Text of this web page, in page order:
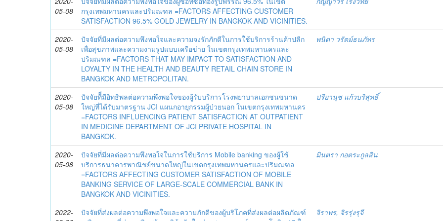
05-08
กรุงเทพมหานครและปริมณฑล =FACTORS AFFECTING CUSTOMER
SATISFACTION 96.5% GOLD JEWELRY IN BANGKOK AND VICINITIES.
2020-
05-08
ปัจจัยที่มีผลต่อความพึงพอใจและความจงรักภักดีในการใช้บริการร้านค้าปลีก
เพื่อสุขภาพและความงามรูปแบบเครือข่าย ในเขตกรุงเทพมหานครและ
ปริมณฑล =FACTORS THAT MAY IMPACT TO SATISFACTION AND
LOYALTY IN THE HEALTH AND BEAUTY RETAIL CHAIN STORE IN
BANGKOK AND METROPOLITAN.
พนิดา วรัตม์ธนภัทร
2020-
05-08
ปัจจัยทีี่มีอิทธิพลต่อความพึงพอใจของผู้รับบริการโรงพยาบาลเอกชนขนาด
ใหญ่ที่ได้รับมาตรฐาน JCI แผนกอายุกรรมผู้ป่วยนอก ในเขตกรุงเทพมหานคร
=FACTORS INFLUENCING PATIENT SATISFACTION AT OUTPATIENT
IN MEDICINE DEPARTMENT OF JCI PRIVATE HOSPITAL IN
BANGKOK.
ปรียานุช แก้วบริสุทธิ์
2020-
05-08
ปัจจัยที่มีผลต่อความพึงพอใจในการใช้บริการ Mobile banking ของผู้ใช้
บริการธนาคารพาณิชย์ขนาดใหญ่ในเขตกรุงเทพมหานครและปริมณฑล
=FACTORS AFFECTING CUSTOMER SATISFACTION OF MOBILE
BANKING SERVICE OF LARGE-SCALE COMMERCIAL BANK IN
BANGKOK AND VICINITIES.
มินตรา กอตระกูลสิน
2022-
ปัจจัยที่ส่งผลต่อความพึงพอใจและความภักดีของผู้บริโภคที่ส่งผลต่อผลิตภัณฑ์
จิราพร, จิรรุ่งรุจี